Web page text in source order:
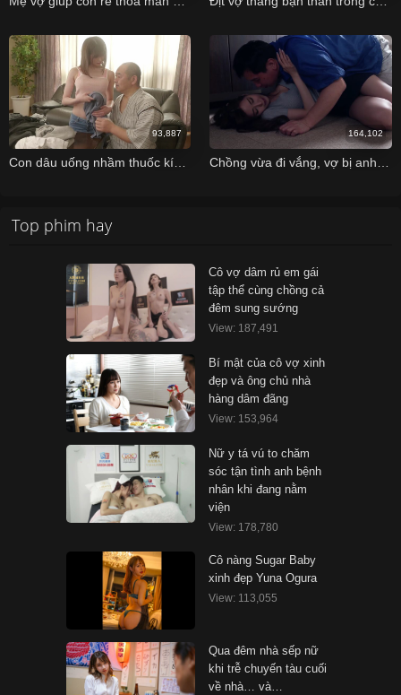
93,887 164,102
Top phim hay
Cô vợ dâm rủ em gái
tập thể cùng chồng cả
đêm sung sướng
View: 187,491
Bí mật của cô vợ xinh
đẹp và ông chủ nhà
hàng dâm đãng
View: 153,964
Nữ y tá vú to chăm
sóc tận tình anh bệnh
nhân khi đang nằm
viện
View: 178,780
Cô nàng Sugar Baby
xinh đẹp Yuna Ogura
View: 113,055
Qua đêm nhà sếp nữ
khi trễ chuyến tàu cuối
về nhà… và…